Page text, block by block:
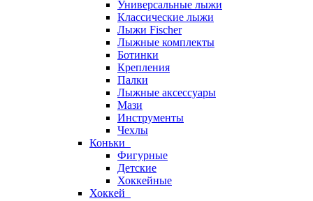
Универсальные лыжи
Классические лыжи
Лыжи Fischer
Лыжные комплекты
Ботинки
Крепления
Палки
Лыжные аксессуары
Мази
Инструменты
Чехлы
Коньки
Фигурные
Детские
Хоккейные
Хоккей